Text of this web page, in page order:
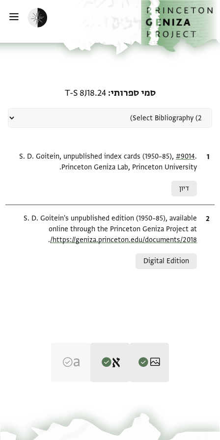
לתוכןהבית
הפעלת מצב כהה
סמי ספרותי T-S 8J18.24
ציטוט S. D. Goitein, unpublished index cards (1950–85),#9014
Princeton Geniza Lab, Princeton University.
דיון
ציטוט
S. D. Goitein's unpublished edition (1950–85), available
online through the Princeton Geniza Project at
https://geniza.princeton.edu/documents/2018/
.
Digital Edition
S. D. Goitein's unpublished edition (1950–85).
T-S 8J18.24 1r